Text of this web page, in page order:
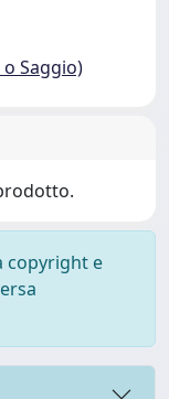
Saggio)
copyright e